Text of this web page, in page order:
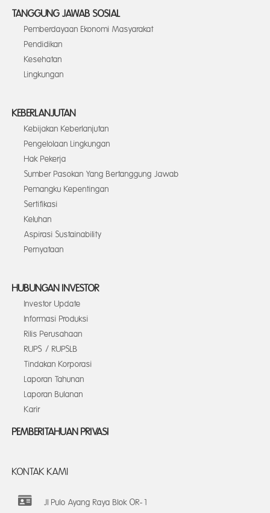
TANGGUNG JAWAB SOSIAL
Pemberdayaan Ekonomi Masyarakat
Pendidikan
Kesehatan
Lingkungan
KEBERLANJUTAN
Kebijakan Keberlanjutan
Pengelolaan Lingkungan
Hak Pekerja
Sumber Pasokan Yang Bertanggung Jawab
Pemangku Kepentingan
Sertifikasi
Keluhan
Aspirasi Sustainability
Pernyataan
HUBUNGAN INVESTOR
Investor Update
Informasi Produksi
Rilis Perusahaan
RUPS / RUPSLB
Tindakan Korporasi
Laporan Tahunan
Laporan Bulanan
Karir
PEMBERITAHUAN PRIVASI
KONTAK KAMI
Jl Pulo Ayang Raya Blok OR-1